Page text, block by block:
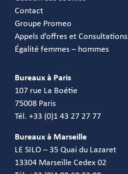
Contact
Groupe Promeo
Appels d’offres et Consultations
Égalité femmes – hommes
Bureaux à Paris
107 rue La Boétie
75008 Paris
Tél. +33 (0)1 43 27 27 77
Bureaux à Marseille
LE SILO – 35 Quai du Lazaret
13304 Marseille Cedex 02